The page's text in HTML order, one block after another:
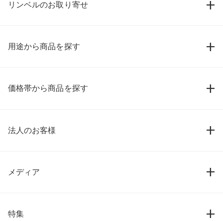
リンベルのお取り寄せ
用途から商品を探す
価格帯から商品を探す
法人のお客様
メディア
特集